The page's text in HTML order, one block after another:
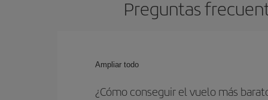
Preguntas
Ampliar todo
¿Cómo conseguir el vuelo más